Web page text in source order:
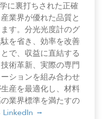
に裏打ちされた正確
業界が優れた品質と
す。分光光度計のグ
を省き、効率を改善
で、収益に直結する
術革新、実際の専門
ションを組み合わせ
産を最適化し、材料
業界標準を満たすの
LinkedIn